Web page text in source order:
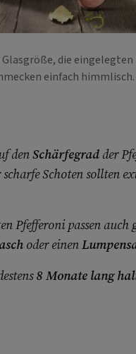
Glasgröße, die
einfach himmlisch.
denSchärfegradder
scharfe Schoten sollten
Pfefferoni passen auch
oder einen
8 Monate lang